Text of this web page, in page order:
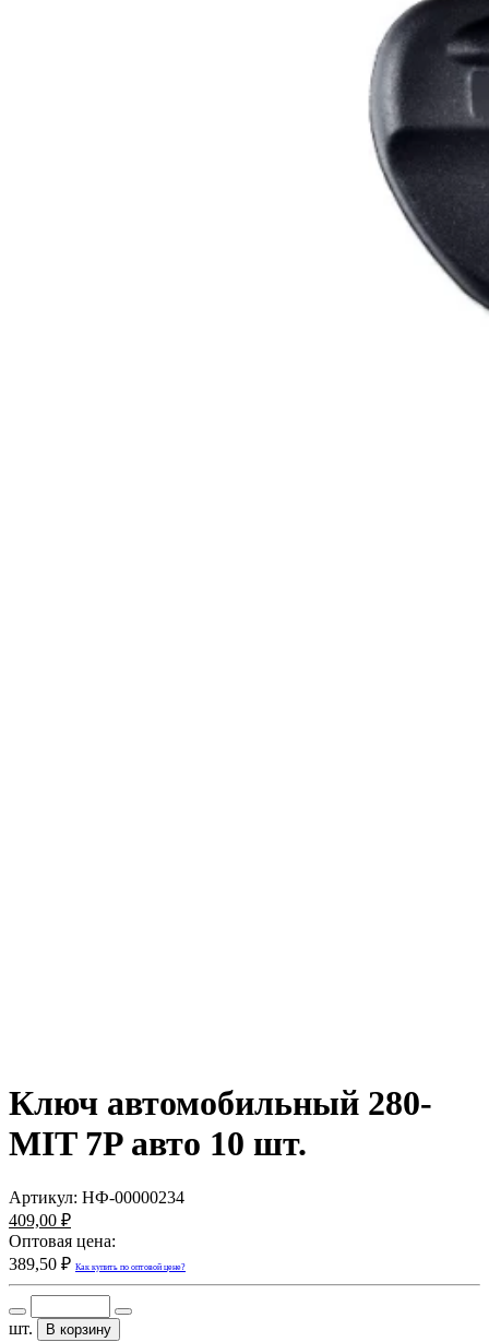
Ключ автомобильный 280-
MIT 7P авто 10 шт.
Артикул: НФ-00000234
409,00 ₽
Оптовая цена:
389,50 ₽ Как купить по оптовой цене?
шт. В корзину